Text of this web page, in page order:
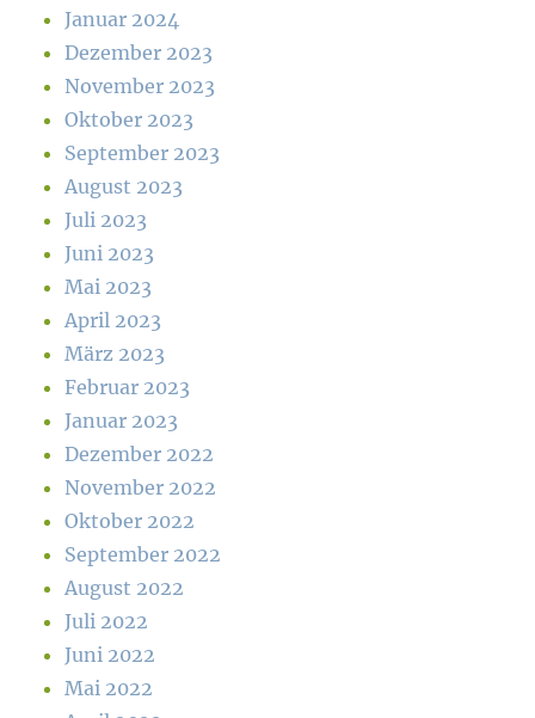
Januar 2024
Dezember 2023
November 2023
Oktober 2023
September 2023
August 2023
Juli 2023
Juni 2023
Mai 2023
April 2023
März 2023
Februar 2023
Januar 2023
Dezember 2022
November 2022
Oktober 2022
September 2022
August 2022
Juli 2022
Juni 2022
Mai 2022